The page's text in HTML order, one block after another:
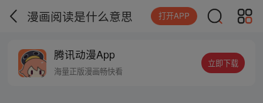
漫画阅读是什么意思 打开APP
腾讯动漫App
海量正版漫画畅快看
立即下载